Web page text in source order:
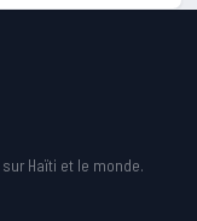
Haïti et le monde.